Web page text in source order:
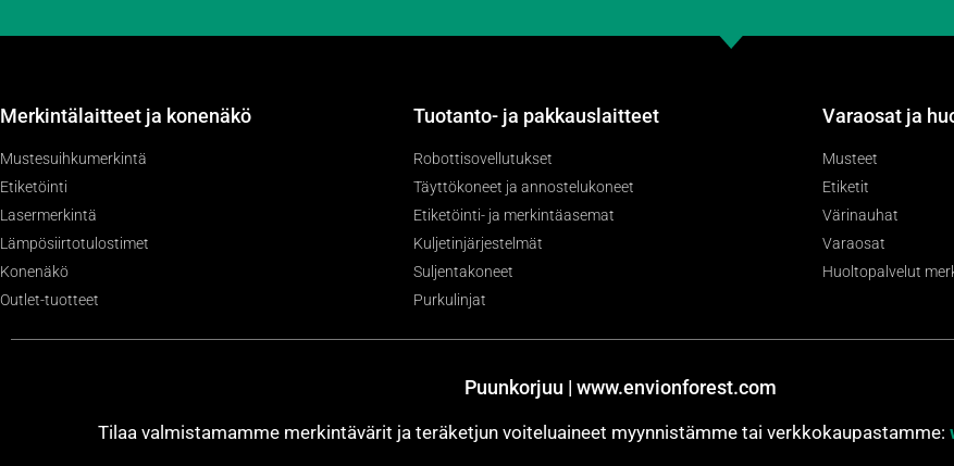
Merkintälaitteet ja konenäkö
Mustesuihkumerkintä
Etiketöinti
Lasermerkintä
Lämpösiirtotulostimet
Konenäkö
Outlet-tuotteet
Tuotanto- ja pakkauslaitteet
Robottisovellutukset
Täyttökoneet ja annostelukoneet
Etiketöinti- ja merkintäasemat
Kuljetinjärjestelmät
Suljentakoneet
Purkulinjat
Varaosat ja
Musteet
Etiketit
Värinauhat
Varaosat
Huoltopalvelut
Puunkorjuu | www.envionforest.com
Tilaa valmistamamme merkintävärit ja teräketjun voiteluaineet myynnistämme tai verkkokaupastamme: